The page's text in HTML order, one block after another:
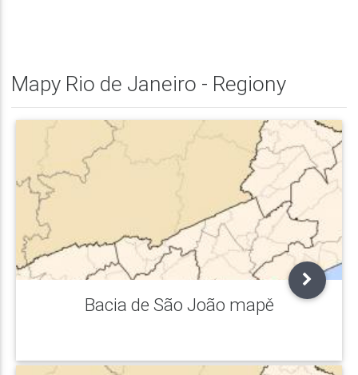
Mapy Rio de Janeiro - Regiony
Bacia de São João mapě